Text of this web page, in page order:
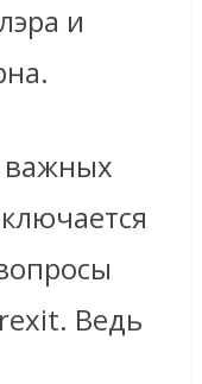
и
важных
Ведь